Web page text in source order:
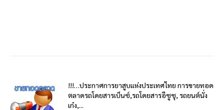
!!!…ประกาศการยาสูบแห่งประเทศไทย การขายทอด
ตลาดรถโดยสารเบ็นซ์,รถโดยสารอีซูซุ, รถยนต์นั่ง
เก๋ง,...